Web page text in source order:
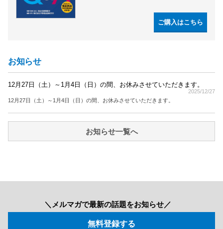
ご購入はこちら
お知らせ
12月27日（土）～1月4日（日）の間、お休みさせていただきます。
2025/12/27
12月27日（土）～1月4日（日）の間、お休みさせていただきます。
お知らせ一覧へ
＼メルマガで最新の話題をお知らせ／